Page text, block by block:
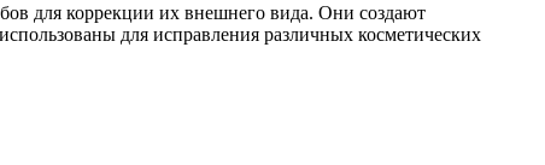
для коррекции их внешнего вида. Они создают
для исправления различных косметических